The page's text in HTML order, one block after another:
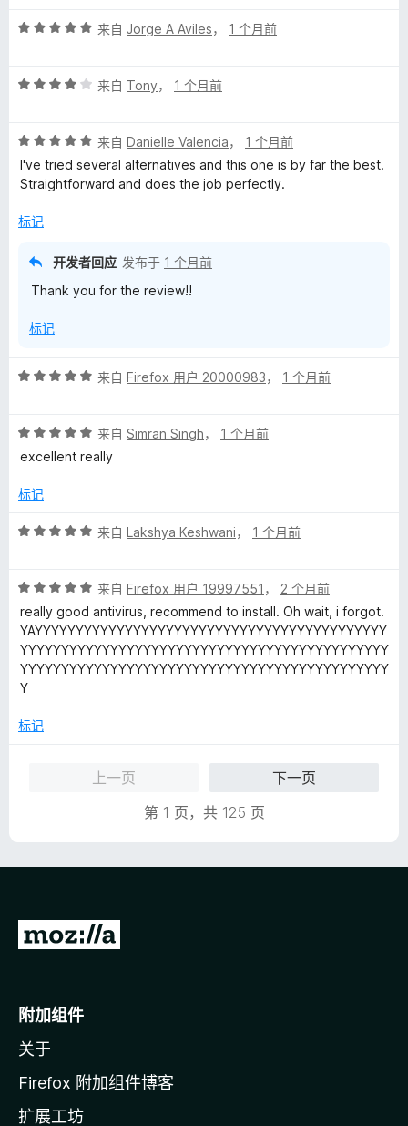
/评
/
来自 Jorge A Aviles， 1 个月前
评
/
5
来自 Tony， 1 个月前
评
分
5
5
来自 Danielle Valencia， 1 个月前
I've tried several alternatives and this one is by far the best.
Straightforward and does the job perfectly.
标记
开发者回应 发布于 1 个月前
Thank you for the review!!
标记
评
/
5
来自 Firefox 用户 20000983， 1 个月前
评
分
/
来自 Simran Singh， 1 个月前
excellent really
标记
评
/
5
来自 Lakshya Keshwani， 1 个月前
评
分
5
/
5
来自 Firefox 用户 19997551 ， 2 个月前
really good antivirus, recommend to install. Oh wait, i forgot.
YAYYYYYYYYYYYYYYYYYYYYYYYYYYYYYYYYYYYYYYYYYYY
YYYYYYYYYYYYYYYYYYYYYYYYYYYYYYYYYYYYYYYYYYYYY
YYYYYYYYYYYYYYYYYYYYYYYYYYYYYYYYYYYYYYYYYYYYY
Y
标记
上一页
下一页
第 1 页，共 125 页
转
o
i
l
附加组件
关于
Firefox 附加组件博客
扩展工坊